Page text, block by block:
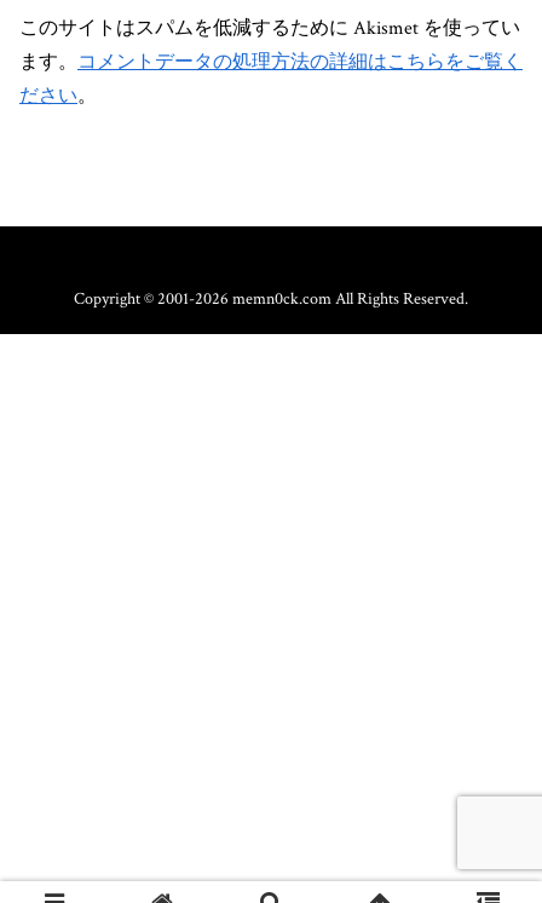
このサイトはスパムを低減するために Akismet を使ってい
ます。 コメントデータの処理方法の詳細はこちらをご覧く
ださい。
Copyright © 2001-2026 memn0ck.com All Rights Reserved.